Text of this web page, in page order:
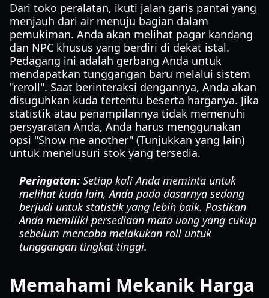
Dari toko peralatan, ikuti jalan garis pantai yang
menjauh dari air menuju bagian dalam
pemukiman. Anda akan melihat pagar kandang
dan NPC khusus yang berdiri di dekat istal.
Pedagang ini adalah gerbang Anda untuk
mendapatkan tunggangan baru melalui sistem
"reroll". Saat berinteraksi dengannya, Anda akan
disuguhkan kuda tertentu beserta harganya. Jika
statistik atau penampilannya tidak memenuhi
persyaratan Anda, Anda harus menggunakan
opsi "Show me another" (Tunjukkan yang lain)
untuk menelusuri stok yang tersedia.
Peringatan: Setiap kali Anda meminta untuk
melihat kuda lain, Anda pada dasarnya sedang
berjudi untuk statistik yang lebih baik. Pastikan
Anda memiliki persediaan mata uang yang cukup
sebelum mencoba melakukan roll untuk
tunggangan tingkat tinggi.
Memahami Mekanik Harga